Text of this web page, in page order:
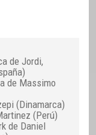
de Jordi,
de Massimo
(Dinamarca)
(Perú)
de Daniel